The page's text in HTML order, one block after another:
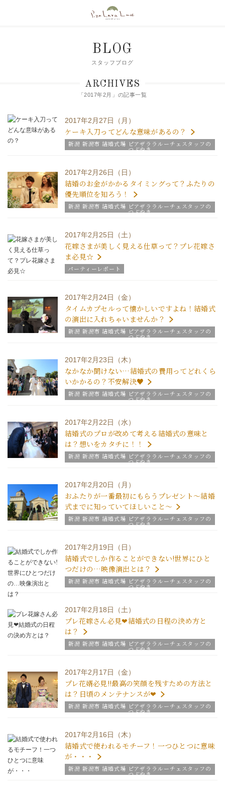
BLOG
スタッフブログ
ARCHIVES
「2017年2月」の記事一覧
2017年2月27日（月）
ケーキ入刀ってどんな意味があるの？
新潟 新潟市 結婚式場 ピアザララルーチェスタッフの
つぶやき
2017年2月26日（日）
結婚のお金がかかるタイミングって？ふたりの
優先順位を知ろう！
新潟 新潟市 結婚式場 ピアザララルーチェスタッフの
つぶやき
2017年2月25日（土）
花嫁さまが美しく見える仕草って？プレ花嫁さ
ま必見☆
パーティーレポート
2017年2月24日（金）
タイムカプセルって懐かしいですよね！結婚式
の演出に入れちゃいませんか？
新潟 新潟市 結婚式場 ピアザララルーチェスタッフの
つぶやき
2017年2月23日（木）
なかなか聞けない…結婚式の費用ってどれくら
いかかるの？不安解決♥
新潟 新潟市 結婚式場 ピアザララルーチェスタッフの
つぶやき
2017年2月22日（水）
結婚式のプロが改めて考える結婚式の意味と
は？想いをカタチに！！
新潟 新潟市 結婚式場 ピアザララルーチェスタッフの
つぶやき
2017年2月20日（月）
おふたりが一番最初にもらうプレゼント～結婚
式までに知っていてほしいこと～
新潟 新潟市 結婚式場 ピアザララルーチェスタッフの
つぶやき
2017年2月19日（日）
結婚式でしか作ることができない!世界にひと
つだけの…映像演出とは？
新潟 新潟市 結婚式場 ピアザララルーチェスタッフの
つぶやき
2017年2月18日（土）
プレ花嫁さん必見❤結婚式の日程の決め方と
は？
新潟 新潟市 結婚式場 ピアザララルーチェスタッフの
つぶやき
2017年2月17日（金）
プレ花婿必見!!最高の笑顔を残すための方法と
は？日頃のメンテナンスが❤
新潟 新潟市 結婚式場 ピアザララルーチェスタッフの
つぶやき
2017年2月16日（木）
結婚式で使われるモチーフ！一つひとつに意味
が・・・
新潟 新潟市 結婚式場 ピアザララルーチェスタッフの
つぶやき